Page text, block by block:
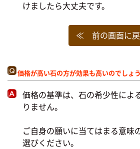
けましたら大丈夫です。
≪ 前の画面に戻
価格が高い石の方が効果も高いのでしょ
価格の基準は、石の希少性によ
りません。
ご自身の願いに当てはまる意味
選びください。